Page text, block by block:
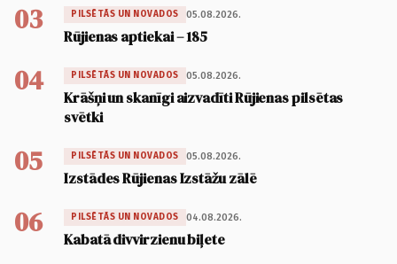
03 PILSĒTĀS UN NOVADOS 05.08.2026.
Rūjienas aptiekai – 185
04 PILSĒTĀS UN NOVADOS 05.08.2026.
Krāšņi un skanīgi aizvadīti Rūjienas pilsētas
svētki
05 PILSĒTĀS UN NOVADOS 05.08.2026.
Izstādes Rūjienas Izstāžu zālē
06 PILSĒTĀS UN NOVADOS 04.08.2026.
Kabatā divvirzienu biļete